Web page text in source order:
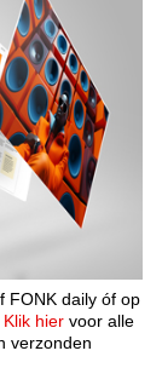
FONK daily óf op
Klik hier voor alle
verzonden